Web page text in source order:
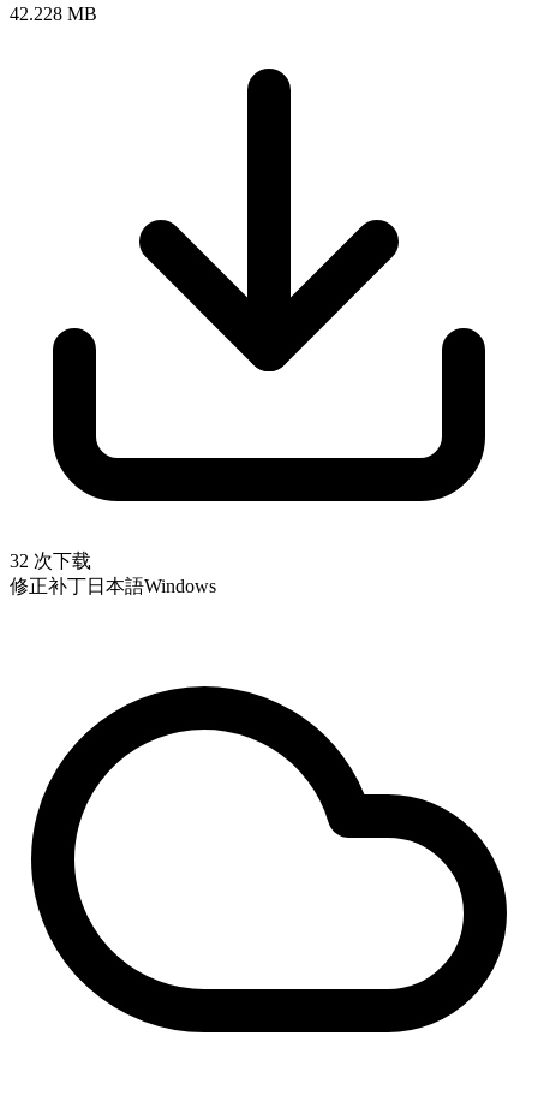
42.228 MB
32 次下载
修正补丁日本語Windows